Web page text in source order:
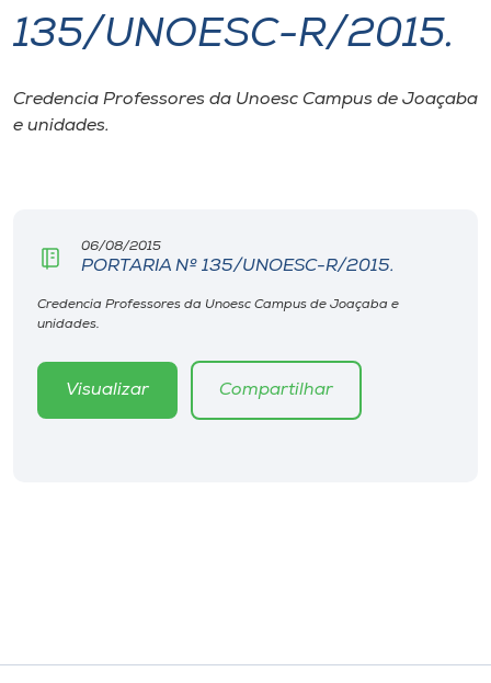
I.nova
Diplomados
CPA
Biblioteca
Editora
135/UNOESC-R/2015.
Credencia Professores da Unoesc Campus de Joaçaba
e unidades.
06/08/2015
PORTARIA Nº 135/UNOESC-R/2015.
Credencia Professores da Unoesc Campus de Joaçaba e
unidades.
Visualizar Compartilhar